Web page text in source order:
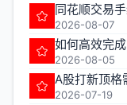
2026-08-07
如何高效完
2026-08-05
A股打新顶格
2026-07-19